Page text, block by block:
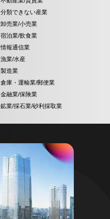
分類できない産業
卸売業/小売業
宿泊業/飲食業
情報通信業
漁業/水産
製造業
倉庫・運輸業/郵便業
金融業/保険業
鉱業/採石業/砂利採取業